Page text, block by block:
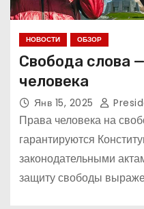
НОВОСТИ ОБЗОР
Свобода слова
человека
Янв 15, 2025
Права человека на
гарантируются
законодательными
защиту свободы